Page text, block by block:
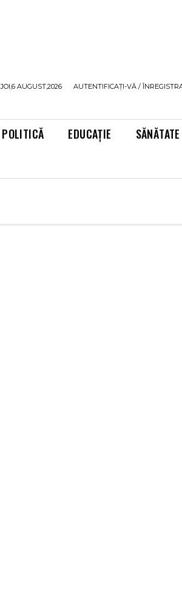
JOI,6 AUGUST,2026 AUTENTIFICAȚI-VĂ /
POLITICĂ EDUCAȚIE SĂNĂTATE